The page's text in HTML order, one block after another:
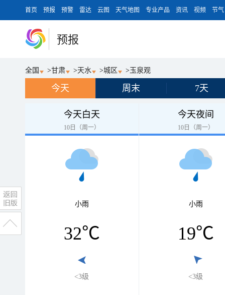
首页 预报 预警 雷达 云图 天气地图 专业产品 资讯 视频 节气
预报
全国 >甘肃 >天水 >城区 > 玉泉观
今天 周末 7天
今天白天
10日（周一）
小雨
32℃
<3级
今天夜间
10日（周一）
小雨
19℃
<3级